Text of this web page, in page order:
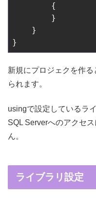
        {
        }
    }
新規にプロジェクを作
られます。
usingで設定しているラ
SQL Serverへのアクセ
ん。
ライブラリ設定